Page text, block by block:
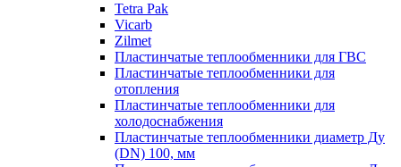
Tetra Pak
Vicarb
Zilmet
Пластинчатые теплообменники для ГВС
Пластинчатые теплообменники для
отопления
Пластинчатые теплообменники для
холодоснабжения
Пластинчатые теплообменники диаметр Ду
(DN) 100, мм